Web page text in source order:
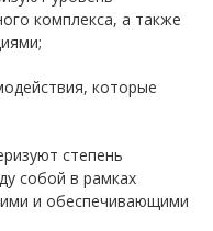
комплекса, а также
которые
степень
собой в рамках
и обеспечивающими